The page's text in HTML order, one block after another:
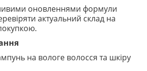
оновленнями формули
актуальний склад на
на вологе волосся та шкіру